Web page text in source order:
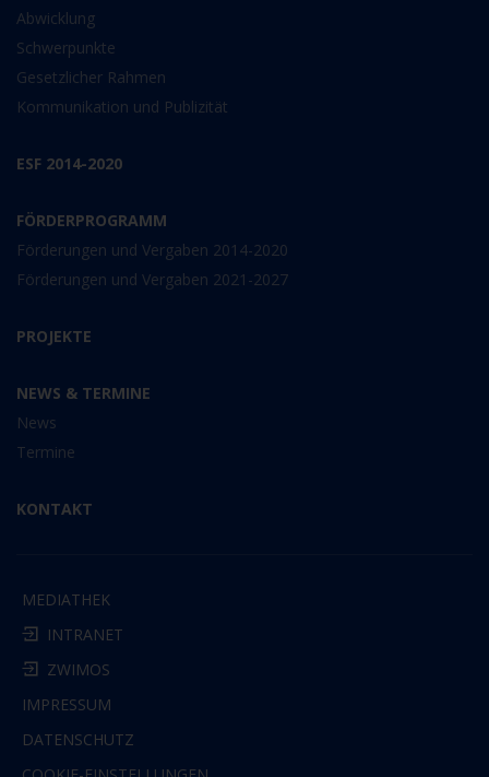
Abwicklung
Schwerpunkte
Gesetzlicher Rahmen
Kommunikation und Publizität
ESF 2014-2020
FÖRDERPROGRAMM
Förderungen und Vergaben 2014-2020
Förderungen und Vergaben 2021-2027
PROJEKTE
NEWS & TERMINE
News
Termine
KONTAKT
MEDIATHEK
INTRANET
ZWIMOS
IMPRESSUM
DATENSCHUTZ